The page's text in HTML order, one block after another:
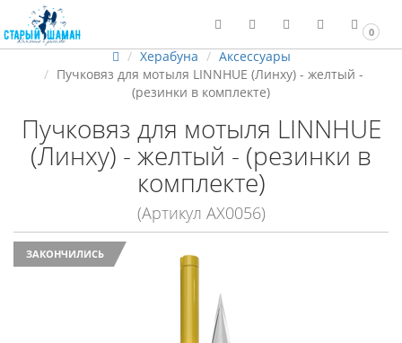
0
Херабуна
Аксессуары
Пучковяз для мотыля LINNHUE (Линху) - желтый -
(резинки в комплекте)
Пучковяз для мотыля LINNHUE
(Линху) - желтый - (резинки в
комплекте)
(Артикул АХ0056)
ЗАКОНЧИЛИСЬ